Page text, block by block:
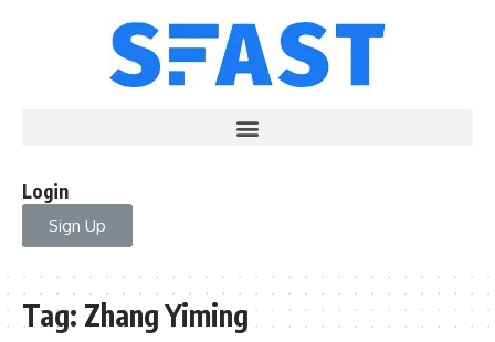
Login
Sign Up
Tag: Zhang Yiming